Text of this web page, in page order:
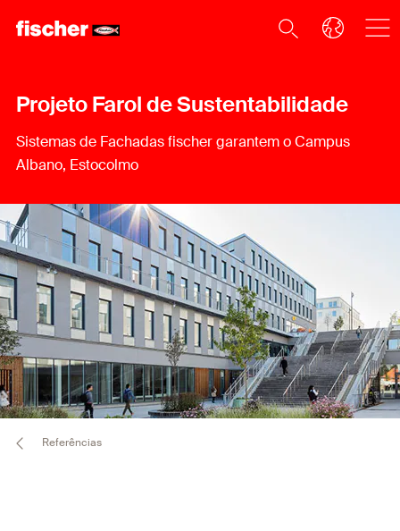
Projeto Farol de Sustentabilidade
Sistemas de Fachadas fischer garantem o Campus
Albano, Estocolmo
Referências